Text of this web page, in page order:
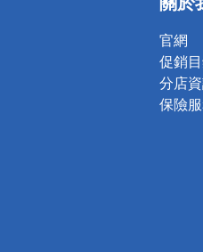
官網
促銷
分店
保險